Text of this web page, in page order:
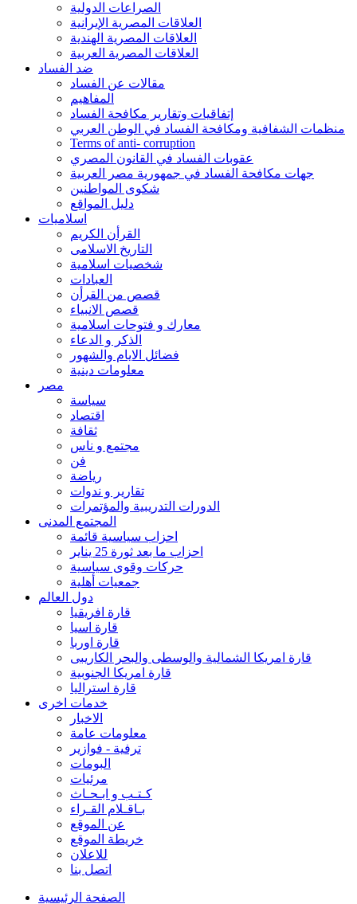
الصراعات الدولية
العلاقات المصرية الإيرانية
العلاقات المصرية الهندية
العلاقات المصرية العربية
ضد الفساد
مقالات عن الفساد
المفاهيم
إتفاقيات وتقارير مكافحة الفساد
منظمات الشفافية ومكافحة الفساد في الوطن العربي
Terms of anti- corruption
عقوبات الفساد في القانون المصري
جهات مكافحة الفساد في جمهورية مصر العربية
شكوى المواطنين
دليل المواقع
اسلاميات
القرأن الكريم
التاريخ الاسلامى
شخصيات اسلامية
العبادات
قصص من القرأن
قصص الانبياء
معارك و فتوحات اسلامية
الذكر و الدعاء
فضائل الايام والشهور
معلومات دينية
مصر
سياسة
اقتصاد
ثقافة
مجتمع و ناس
فن
رياضة
تقارير و ندوات
الدورات التدريبية والمؤتمرات
المجتمع المدنى
احزاب سياسية قائمة
احزاب ما بعد ثورة 25 يناير
حركات وقوى سياسية
جمعيات أهلية
دول العالم
قارة افريقيا
قارة اسيا
قارة اوربا
قارة امريكا الشمالية والوسطى والبحر الكاريبى
قارة امريكا الجنوبية
قارة استراليا
خدمات اخرى
الاخبار
معلومات عامة
ترفية - فوازير
البومات
مرئيات
كـتـب و ابـحـاث
بـاقـلام القـراء
عن الموقع
خريطة الموقع
للاعلان
اتصل بنا
الصفحة الرئيسية